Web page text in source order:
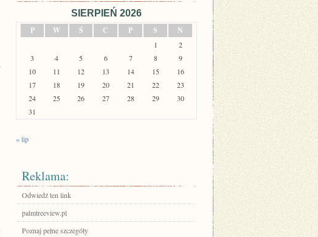
SIERPIEŃ 2026
P
W Ś C P S N
1
2
3
4 5 6 7 8
9
10
11 12 13 14 15
16
17
18 19 20 21 22
23
24
25 26 27 28 29
30
31
« lip
Reklama:
Odwiedź ten link
palmtreeview.pl
Poznaj pełne szczegóły